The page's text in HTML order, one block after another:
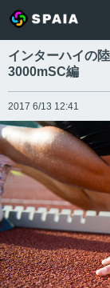
インターハイの
3000mSC編
2017 6/13 12:41